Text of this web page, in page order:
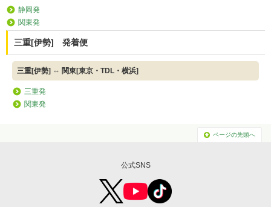
静岡発
関東発
三重[伊勢] 発着便
三重[伊勢] ⇔ 関東[東京・TDL・横浜]
三重発
関東発
ページの先頭へ
公式SNS